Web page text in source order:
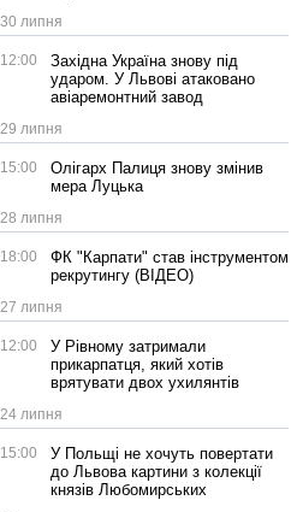
30 липня
12:00
Західна Україна знову під
ударом. У Львові атаковано
авіаремонтний завод
29 липня
15:00
Олігарх Палиця знову змінив
мера Луцька
28 липня
18:00
ФК "Карпати" став інструментом
рекрутингу (ВІДЕО)
27 липня
12:00
У Рівному затримали
прикарпатця, який хотів
врятувати двох ухилянтів
24 липня
15:00
У Польщі не хочуть повертати
до Львова картини з колекції
князів Любомирських